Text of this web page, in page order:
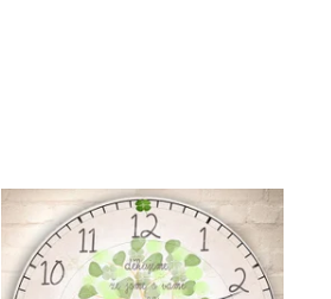
Dostupnost: Skladem